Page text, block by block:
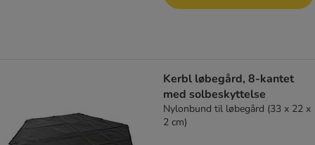
Kerbl løbegård, 8-kantet
med solbeskyttelse
Nylonbund til løbegård (33 x 22 x
2 cm)